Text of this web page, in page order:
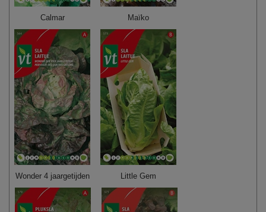
Calmar Maïko
Wonder 4 jaargetijden Little Gem